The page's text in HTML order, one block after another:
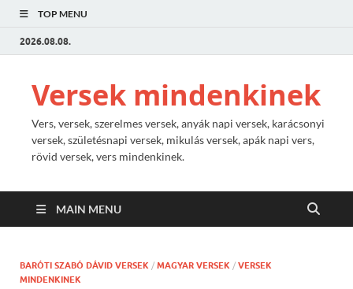
TOP MENU
2026.08.08.
Versek mindenkinek
Vers, versek, szerelmes versek, anyák napi versek, karácsonyi
versek, születésnapi versek, mikulás versek, apák napi vers,
rövid versek, vers mindenkinek.
MAIN MENU
BARÓTI SZABÓ DÁVID VERSEK / MAGYAR VERSEK / VERSEK
MINDENKINEK